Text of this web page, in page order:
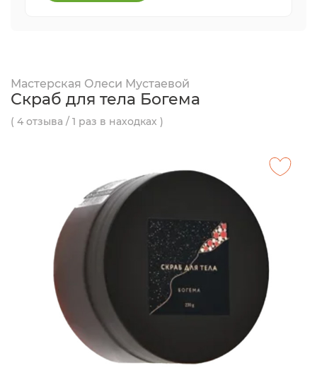
Мастерская Олеси Мустаевой
Скраб для тела Богема
( 4 отзыва / 1 раз в находках )